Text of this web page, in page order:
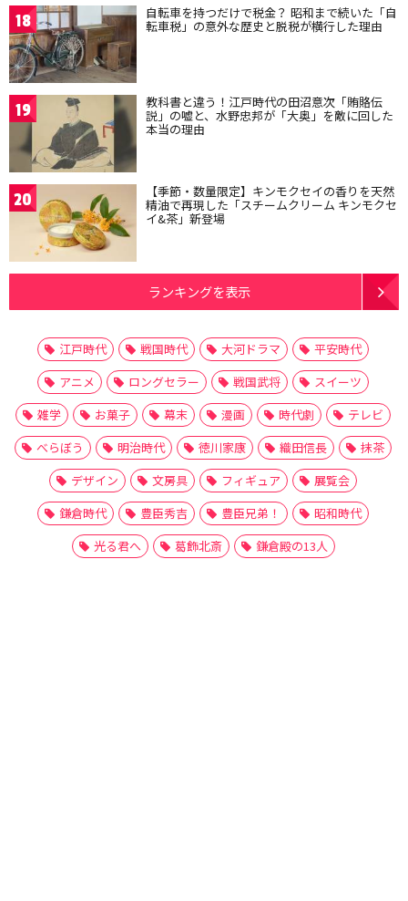
18 自転車を持つだけで税金？ 昭和まで続いた「自
転車税」の意外な歴史と脱税が横行した理由
19 教科書と違う！江戸時代の田沼意次「賄賂伝
説」の嘘と、水野忠邦が「大奥」を敵に回した
本当の理由
20 【季節・数量限定】キンモクセイの香りを天然
精油で再現した「スチームクリーム キンモクセ
イ&茶」新登場
ランキングを表示
江戸時代 戦国時代 大河ドラマ
平安時代
アニメ
ロングセラー 戦国武将
スイーツ
雑学
お菓子 幕末 漫画 時代劇
テレビ
べらぼう
明治時代 徳川家康 織田信長
抹茶
デザイン
文房具 フィギュア
展覧会
鎌倉時代
豊臣秀吉 豊臣兄弟！
昭和時代
光る君へ
葛飾北斎 鎌倉殿の13人